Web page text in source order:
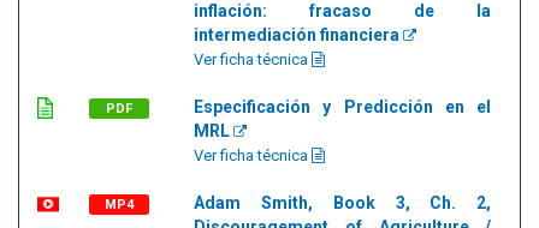
inflación: fracaso de la
intermediación financiera
Ver ficha técnica
PDF
Especificación y Predicción en el
MRL
Ver ficha técnica
MP4
Adam Smith, Book 3, Ch. 2,